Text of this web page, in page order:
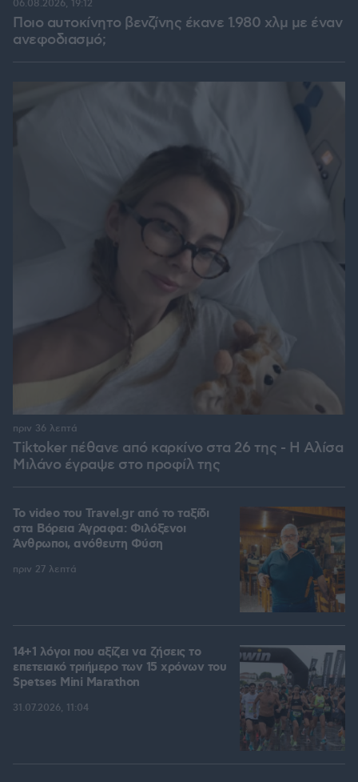
Ποιο αυτοκίνητο βενζίνης έκανε 1.980 χλμ με έναν
ανεφοδιασμό;
06.08.2026, 19:12
Tiktoker πέθανε από καρκίνο στα 26 της - Η Αλίσα
Μιλάνο έγραψε στο προφίλ της
πριν 36 λεπτά
To video του Travel.gr από το ταξίδι
στα Βόρεια Άγραφα: Φιλόξενοι
Άνθρωποι, ανόθευτη Φύση
πριν 27 λεπτά
14+1 λόγοι που αξίζει να ζήσεις το
επετειακό τριήμερο των 15 χρόνων του
Spetses Mini Marathon
31.07.2026, 11:04